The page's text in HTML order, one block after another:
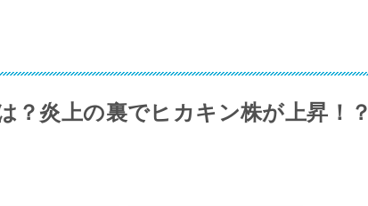
？炎上の裏でヒカキン株が上昇！？